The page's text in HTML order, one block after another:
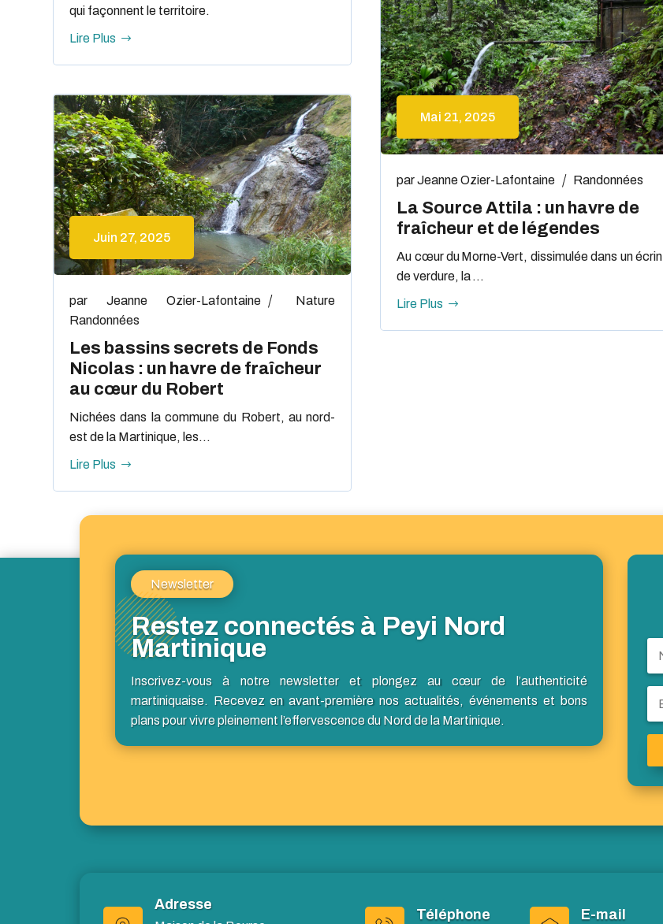
qui façonnent le territoire.
Lire Plus
Juin 27, 2025
Les bassins secrets de Fonds
Nicolas : un havre de fraîcheur
au cœur du Robert
parJeanne Ozier-Lafontaine
Nature
Randonnées
Nichées dans la commune du Robert, au nord-
est de la Martinique, les...
Lire Plus
Mai 21, 2025
La Source Attila : un havre de
fraîcheur et de légendes
parJeanne Ozier-Lafontaine Randonnées
Au cœur du Morne-Vert, dissimulée dans un écrin
de verdure, la ...
Lire Plus
Newsletter
Restez connectés à Peyi Nord
Martinique
Inscrivez-vous à notre newsletter et plongez au cœur de l’authenticité
martiniquaise. Recevez en avant-première nos actualités, événements et bons
plans pour vivre pleinement l’effervescence du Nord de la Martinique.
Adresse
Téléphone E-mail